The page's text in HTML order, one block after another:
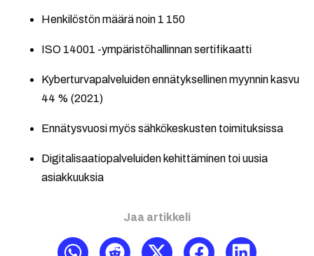
Henkilöstön määrä noin 1 150
ISO 14001 -ympäristöhallinnan sertifikaatti
Kyberturvapalveluiden ennätyksellinen myynnin kasvu
44 % (2021)
Ennätysvuosi myös sähkökeskusten toimituksissa
Digitalisaatiopalveluiden kehittäminen toi uusia
asiakkuuksia
Jaa artikkeli